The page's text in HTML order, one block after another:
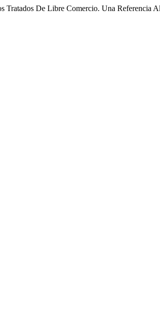
Tratados De Libre Comercio. Una Referencia